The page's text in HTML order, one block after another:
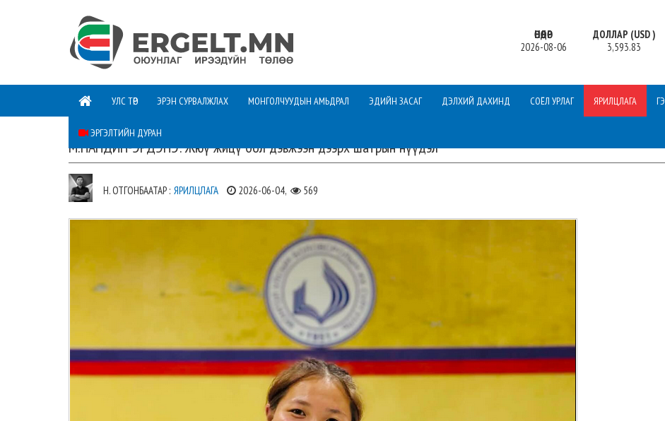
ӨНӨӨДӨР
2026-08-06
ДОЛЛАР (USD )
3,593.83
УЛС ТӨР ЭРЭН СУРВАЛЖЛАХ МОНГОЛЧУУДЫН АМЬДРАЛ ЭДИЙН ЗАСАГ ДЭЛХИЙ ДАХИНД СОЁЛ УРЛАГ ЯРИЛЦЛАГА
ЭРГЭЛТИЙН ДУРАН
М.НАНДИН-ЭРДЭНЭ: Жюү жицү бол дэвжээн дээрх шатрын нүүдэл
Н. ОТГОНБААТАР : ЯРИЛЦЛАГА 2026-06-04, 569